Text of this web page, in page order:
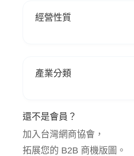
經營性質
產業分類
還不是會員？
加入台灣網商協會，
拓展您的 B2B 商機版圖。